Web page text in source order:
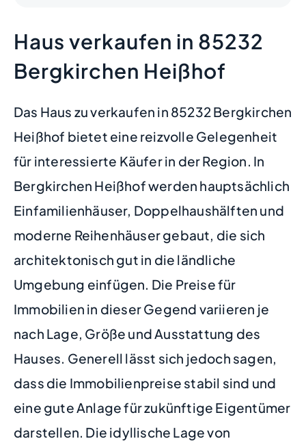
Haus verkaufen in 85232
Bergkirchen Heißhof
Das Haus zu verkaufen in 85232 Bergkirchen
Heißhof bietet eine reizvolle Gelegenheit
für interessierte Käufer in der Region. In
Bergkirchen Heißhof werden hauptsächlich
Einfamilienhäuser, Doppelhaushälften und
moderne Reihenhäuser gebaut, die sich
architektonisch gut in die ländliche
Umgebung einfügen. Die Preise für
Immobilien in dieser Gegend variieren je
nach Lage, Größe und Ausstattung des
Hauses. Generell lässt sich jedoch sagen,
dass die Immobilienpreise stabil sind und
eine gute Anlage für zukünftige Eigentümer
darstellen. Die idyllische Lage von